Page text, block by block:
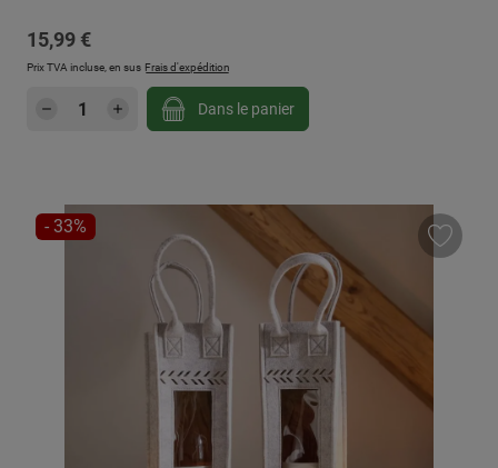
Prix régulier :
15,99 €
Prix TVA incluse, en sus Frais d'expédition
Quantité de produit : Entrez la quantité
Dans le panier
RÉDUCTION
- 33%